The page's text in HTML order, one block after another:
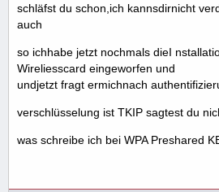
schläfst du schon,ich kannsdirnicht
auch
so ichhabe jetzt nochmals dieI
Wireliesscard eingeworfen und
undjetzt fragt ermichnach
verschlüsselung ist TKIP sagtest du
was schreibe ich bei WPA Preshared